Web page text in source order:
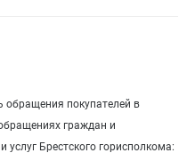
покупателей в
граждан и
услуг Брестского горисполкома: